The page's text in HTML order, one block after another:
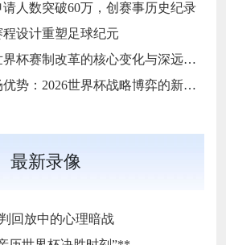
请人数突破60万，创赛事历史纪录
设计重塑足球纪元
三队同组新格局：世界杯赛制改革的核心变化与深远影响
附加赛种子权与主场优势：2026世界杯战略博弈的新变量
最新录像
回放中的心理暗战